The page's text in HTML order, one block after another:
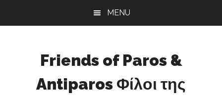
MENU
Friends of Paros &
Antiparos Φίλοι της